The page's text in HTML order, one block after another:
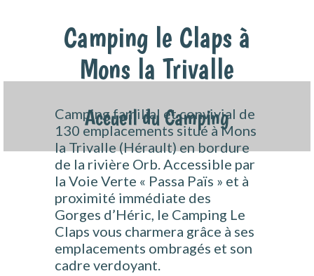
Accueil du Camping
Camping le Claps à
Mons la Trivalle
Camping familial et convivial de
130 emplacements situé à Mons
la Trivalle (Hérault) en bordure
de la rivière Orb. Accessible par
la Voie Verte « Passa Païs » et à
proximité immédiate des
Gorges d’Héric, le Camping Le
Claps vous charmera grâce à ses
emplacements ombragés et son
cadre verdoyant.